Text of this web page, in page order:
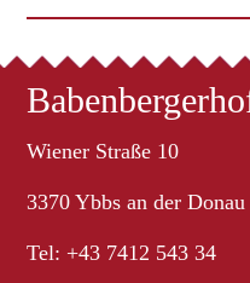
Wiener Straße 10
3370 Ybbs an der Donau
Tel: +43 7412 543 34